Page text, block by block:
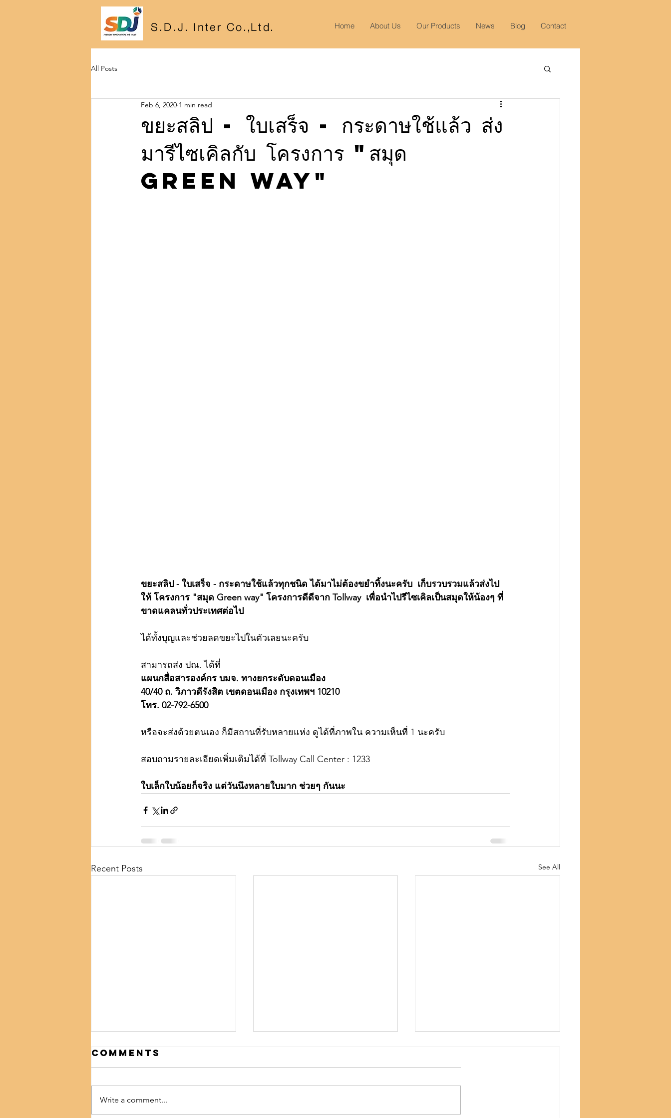
S.D.J. Inter Co.,Ltd. Home About Us Our Products News Blog Contact
All Posts
ขยะสลิป - ใบเสร็จ - กระดาษใช้แล้ว ส่ง
มารีไซเคิลกับ โครงการ "สมุด
Green way"
Feb 6, 2020 1 min read
ขยะสลิป - ใบเสร็จ - กระดาษใช้แล้วทุกชนิด ได้มาไม่ต้องขยำทิ้งนะครับ  เก็บรวบรวมแล้วส่งไป
ให้ โครงการ "สมุด Green way" โครงการดีดีจาก Tollway  เพื่อนำไปรีไซเคิลเป็นสมุดให้น้องๆ ที่
ขาดแคลนทั่วประเทศต่อไป
ได้ทั้งบุญและช่วยลดขยะไปในตัวเลยนะครับ
สามารถส่ง ปณ. ได้ที่
แผนกสื่อสารองค์กร บมจ. ทางยกระดับดอนเมือง
40/40 ถ. วิภาวดีรังสิต เขตดอนเมือง กรุงเทพฯ 10210
โทร. 02-792-6500
หรือจะส่งด้วยตนเอง ก็มีสถานที่รับหลายแห่ง ดูได้ที่ภาพใน ความเห็นที่ 1 นะครับ
สอบถามรายละเอียดเพิ่มเติมได้ที่ Tollway Call Center : 1233
ใบเล็กใบน้อยก็จริง แต่วันนึงหลายใบมาก ช่วยๆ กันนะ
Recent Posts See All
Comments
Write a comment...